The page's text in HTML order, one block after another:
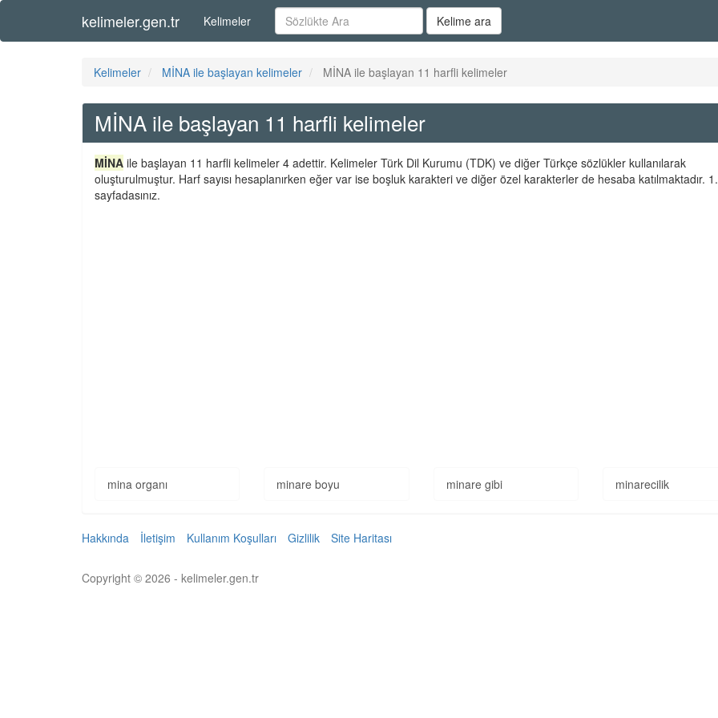
kelimeler.gen.tr Kelimeler Kelime ara
Kelimeler MİNA ile başlayan kelimeler MİNA ile başlayan 11 harfli kelimeler
MİNA ile başlayan 11 harfli kelimeler
MİNA ile başlayan 11 harfli kelimeler 4 adettir. Kelimeler Türk Dil Kurumu (TDK) ve diğer Türkçe sözlükler kullanılarak
oluşturulmuştur. Harf sayısı hesaplanırken eğer var ise boşluk karakteri ve diğer özel karakterler de hesaba katılmaktadır. 1.
sayfadasınız.
mina organı minare boyu minare gibi minarecilik
Hakkında İletişim Kullanım Koşulları Gizlilik Site Haritası
Copyright © 2026 - kelimeler.gen.tr